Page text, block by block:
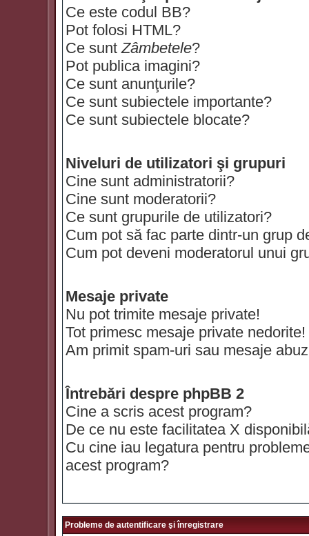
Ce este codul BB?
Pot folosi HTML?
Ce suntZâmbetele?
Pot publica imagini?
Ce sunt anunţurile?
Ce sunt subiectele importante?
Ce sunt subiectele blocate?
Niveluri de utilizatori şi grupuri
Cine sunt administratorii?
Cine sunt moderatorii?
Ce sunt grupurile de utilizatori?
Cum pot să fac parte dintr-un grup
Cum pot deveni moderatorul unui
Mesaje private
Nu pot trimite mesaje private!
Tot primesc mesaje private nedorite!
Am primit spam-uri sau mesaje
Întrebări despre phpBB 2
Cine a scris acest program?
De ce nu este facilitatea X
Cu cine iau legatura pentru
acest program?
Probleme de autentificare şi înregistrare